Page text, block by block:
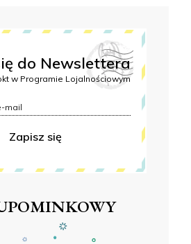
do Newslettera
w Programie Lojalnościowym
Zapisz się